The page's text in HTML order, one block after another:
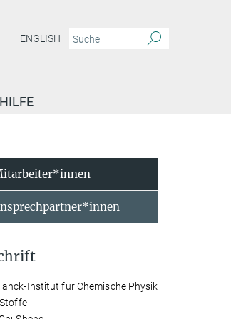
ENGLISH
Institut für Chemische Physik